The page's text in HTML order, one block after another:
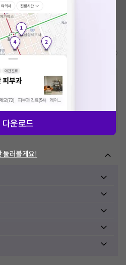
나요?
비급여/급여 진료란?
으로 실제 가격과 상이할 수 있으니, 정확
해주세요.
평가원 에 고지되어 있는 급여 진료 기준 가
비용이 추가되어, 병원마다 금액이 다르게
다운로드
둘러볼게요!